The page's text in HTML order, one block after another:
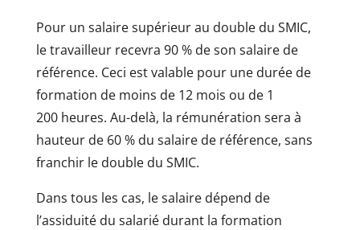
Pour un salaire supérieur au double du SMIC,
le travailleur recevra 90 % de son salaire de
référence. Ceci est valable pour une durée de
formation de moins de 12 mois ou de 1
200 heures. Au-delà, la rémunération sera à
hauteur de 60 % du salaire de référence, sans
franchir le double du SMIC.
Dans tous les cas, le salaire dépend de
l’assiduité du salarié durant la formation